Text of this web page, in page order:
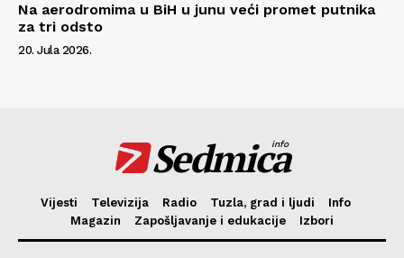
Na aerodromima u BiH u junu veći promet putnika
za tri odsto
20. Jula 2026.
Sedmica
info
Vijesti Televizija Radio Tuzla, grad i ljudi
Info
Magazin
Zapošljavanje i edukacije Izbori